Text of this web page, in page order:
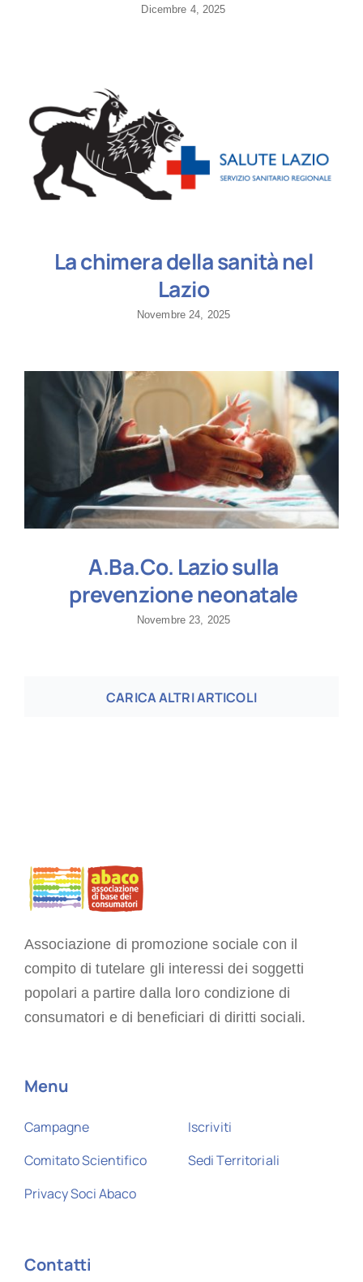
Dicembre 4, 2025
La chimera della sanità nel
Lazio
Novembre 24, 2025
A.Ba.Co. Lazio sulla
prevenzione neonatale
Novembre 23, 2025
CARICA ALTRI ARTICOLI
Associazione di promozione sociale con il
compito di tutelare gli interessi dei soggetti
popolari a partire dalla loro condizione di
consumatori e di beneficiari di diritti sociali.
Menu
Campagne
Comitato Scientifico
Privacy Soci Abaco
Iscriviti
Sedi Territoriali
Contatti